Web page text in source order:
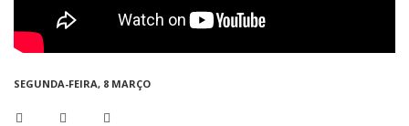
SEGUNDA-FEIRA, 8 MARÇO